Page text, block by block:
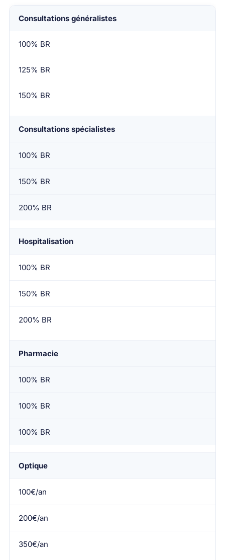
Type de soin
Formule Essentielle
Formule Confort
Formule Premium
Consultations généralistes
100% BR
125% BR
150% BR
Consultations spécialistes
100% BR
150% BR
200% BR
Hospitalisation
100% BR
150% BR
200% BR
Pharmacie
100% BR
100% BR
100% BR
Optique
100€/an
200€/an
350€/an